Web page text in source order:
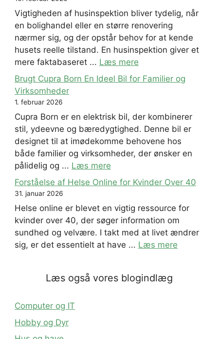
Vigtigheden af husinspektion bliver tydelig, når
en bolighandel eller en større renovering
nærmer sig, og der opstår behov for at kende
husets reelle tilstand. En husinspektion giver et
mere faktabaseret ... Læs mere
Brugt Cupra Born En Ideel Bil for Familier og
Virksomheder
1. februar 2026
Cupra Born er en elektrisk bil, der kombinerer
stil, ydeevne og bæredygtighed. Denne bil er
designet til at imødekomme behovene hos
både familier og virksomheder, der ønsker en
pålidelig og ... Læs mere
Forståelse af Helse Online for Kvinder Over 40
31. januar 2026
Helse online er blevet en vigtig ressource for
kvinder over 40, der søger information om
sundhed og velvære. I takt med at livet ændrer
sig, er det essentielt at have ... Læs mere
Læs også vores blogindlæg
Computer og IT
Hobby og Dyr